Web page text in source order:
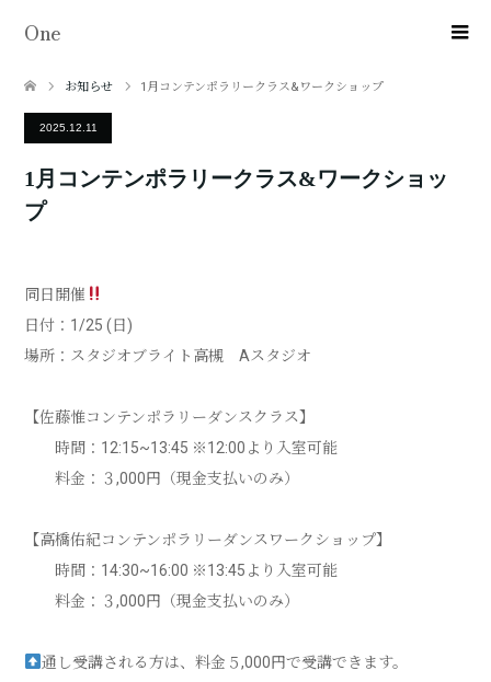
One
お知らせ 1月コンテンポラリークラス&ワークショップ
2025.12.11
1月コンテンポラリークラス&ワークショッ
プ
同日開催
日付：1/25 (日)
場所：スタジオブライト高槻 Aスタジオ
【佐藤惟コンテンポラリーダンスクラス】
時間：12:15~13:45 ※12:00より入室可能
料金：３,000円（現金支払いのみ）
【高橋佑紀コンテンポラリーダンスワークショップ】
時間：14:30~16:00 ※13:45より入室可能
料金：３,000円（現金支払いのみ）
通し受講される方は、料金５,000円で受講できます。